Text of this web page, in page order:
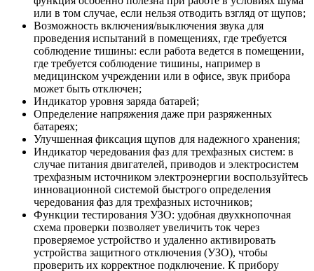
или в том случае, если нельзя отводить взгляд от щупов;
Возможность включения/выключения звука для
проведения испытаний в помещениях, где требуется
соблюдение тишины: если работа ведется в помещении,
где требуется соблюдение тишины, например в
медицинском учреждении или в офисе, звук прибора
может быть отключен;
Индикатор уровня заряда батарей;
Определение напряжения даже при разряженных
батареях;
Улучшенная фиксация щупов для надежного хранения;
Индикатор чередования фаз для трехфазных систем: в
случае питания двигателей, приводов и электросистем
трехфазным источником электроэнергии воспользуйтесь
инновационной системой быстрого определения
чередования фаз для трехфазных источников;
Функции тестирования УЗО: удобная двухкнопочная
схема проверки позволяет увеличить ток через
проверяемое устройство и удаленно активировать
устройства защитного отключения (УЗО), чтобы
проверить их корректное подключение. К прибору